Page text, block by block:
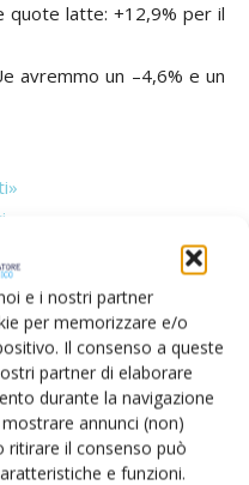
e i nostri partner
per memorizzare e/o
Il consenso a queste
partner di elaborare
durante la navigazione
annunci (non)
ritirare il consenso può
e funzioni.
quote latte: +12,9% per il
avremmo un –4,6% e un
News zootecnia